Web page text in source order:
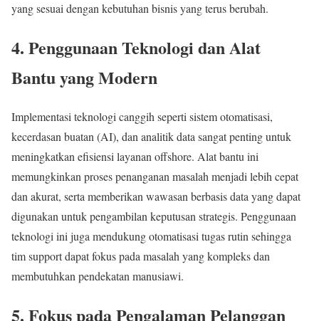
yang sesuai dengan kebutuhan bisnis yang terus berubah.
4. Penggunaan Teknologi dan Alat
Bantu yang Modern
Implementasi teknologi canggih seperti sistem otomatisasi,
kecerdasan buatan (AI), dan analitik data sangat penting untuk
meningkatkan efisiensi layanan offshore. Alat bantu ini
memungkinkan proses penanganan masalah menjadi lebih cepat
dan akurat, serta memberikan wawasan berbasis data yang dapat
digunakan untuk pengambilan keputusan strategis. Penggunaan
teknologi ini juga mendukung otomatisasi tugas rutin sehingga
tim support dapat fokus pada masalah yang kompleks dan
membutuhkan pendekatan manusiawi.
5. Fokus pada Pengalaman Pelanggan